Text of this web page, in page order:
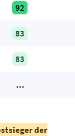
92
83
83
…
der